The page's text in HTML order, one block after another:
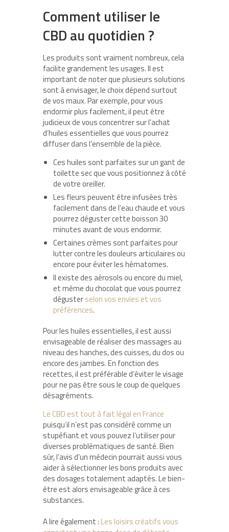
Comment utiliser le
CBD au quotidien ?
Les produits sont vraiment nombreux, cela
facilite grandement les usages. Il est
important de noter que plusieurs solutions
sont à envisager, le choix dépend surtout
de vos maux. Par exemple, pour vous
endormir plus facilement, il peut être
judicieux de vous concentrer sur l’achat
d’huiles essentielles que vous pourrez
diffuser dans l’ensemble de la pièce.
Ces huiles sont parfaites sur un gant de
toilette sec que vous positionnez à côté
de votre oreiller.
Les fleurs peuvent être infusées très
facilement dans de l’eau chaude et vous
pourrez déguster cette boisson 30
minutes avant de vous endormir.
Certaines crèmes sont parfaites pour
lutter contre les douleurs articulaires ou
encore pour éviter les hématomes.
Il existe des aérosols ou encore du miel,
et même du chocolat que vous pourrez
dégusterselon vos envies et vos
préférences.
Pour les huiles essentielles, il est aussi
envisageable de réaliser des massages au
niveau des hanches, des cuisses, du dos ou
encore des jambes. En fonction des
recettes, il est préférable d’éviter le visage
pour ne pas être sous le coup de quelques
désagréments.
Le CBD est tout à fait légal en France
puisqu’il n’est pas considéré comme un
stupéfiant et vous pouvez l’utiliser pour
diverses problématiques de santé. Bien
sûr, l’avis d’un médecin pourrait aussi vous
aider à sélectionner les bons produits avec
des dosages totalement adaptés. Le bien-
être est alors envisageable grâce à ces
substances.
A lire également : Les loisirs créatifs vous